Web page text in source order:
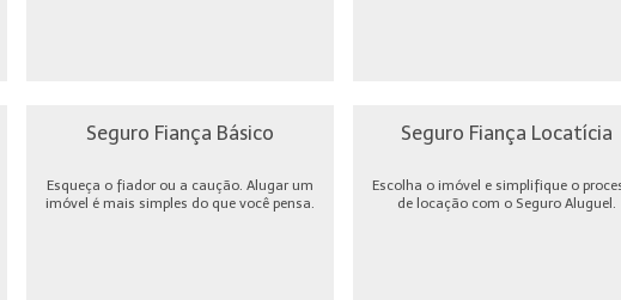
Seguro Fiança Básico
Esqueça o fiador ou a caução. Alugar um
imóvel é mais simples do que você pensa.
Seguro Fiança Locatícia
Escolha o imóvel e simplifique o
de locação com o Seguro Aluguel.